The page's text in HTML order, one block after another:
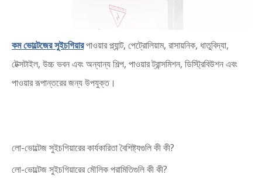
কম ভোল্টেজের সুইচগিয়ারপাওয়ার প্ল্যান্ট, পেট্রোলিয়াম, রাসায়নিক, ধাতুবিদ্যা,
টেক্সটাইল, উচ্চ ভবন এবং অন্যান্য শিল্প, পাওয়ার ট্রান্সমিশন, ডিস্ট্রিবিউশন এবং
পাওয়ার রূপান্তরের জন্য উপযুক্ত।
লো-ভোল্টেজ সুইচগিয়ারের কার্যকারিতা বৈশিষ্ট্যগুলি কী কী?
লো-ভোল্টেজ সুইচগিয়ারের মৌলিক পরামিতিগুলি কী কী?